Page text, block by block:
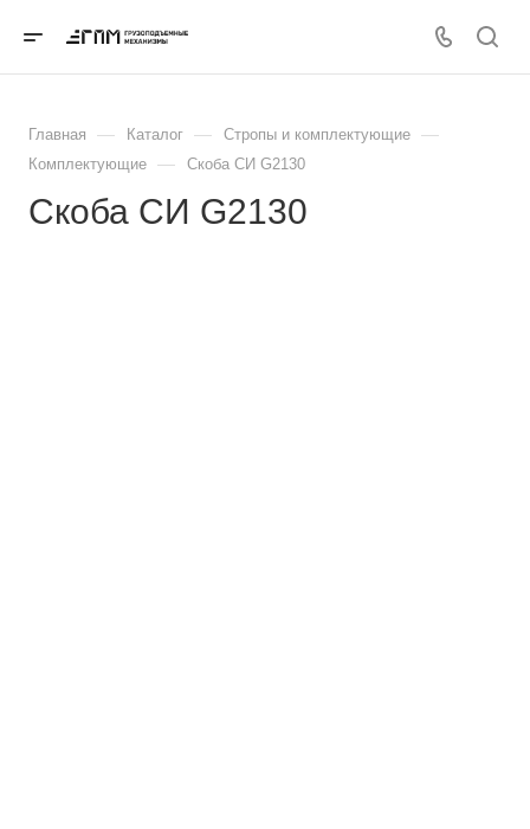
Главная — Каталог — Стропы и комплектующие —
Комплектующие — Скоба СИ G2130
Скоба СИ G2130